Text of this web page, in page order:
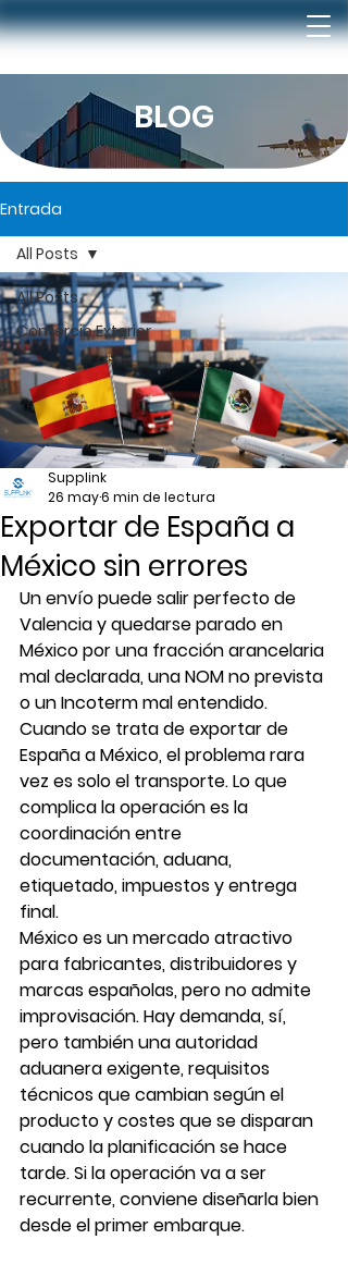
BLOG
Entrada
All Posts
Comercio Exterior
All Posts
Exportar de España a
México sin errores
Supplink
26 may6 min de lectura
Un envío puede salir perfecto de
Valencia y quedarse parado en
México por una fracción arancelaria
mal declarada, una NOM no prevista
o un Incoterm mal entendido.
Cuando se trata de exportar de
España a México, el problema rara
vez es solo el transporte. Lo que
complica la operación es la
coordinación entre
documentación, aduana,
etiquetado, impuestos y entrega
final.
México es un mercado atractivo
para fabricantes, distribuidores y
marcas españolas, pero no admite
improvisación. Hay demanda, sí,
pero también una autoridad
aduanera exigente, requisitos
técnicos que cambian según el
producto y costes que se disparan
cuando la planificación se hace
tarde. Si la operación va a ser
recurrente, conviene diseñarla bien
desde el primer embarque.